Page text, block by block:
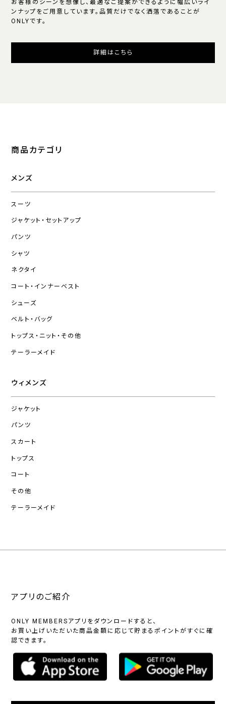
お客様のシーンを想像し、最適なご提案ができるように幅広いライ
ンナップをご用意しています。品質だけでなく洒落であることが
ONLYです。
詳細はこちら
商品カテゴリ
メンズ
スーツ
ジャケット・セットアップ
パンツ
シャツ
ネクタイ
コート・インナーベスト
シューズ
ベルト・バッグ
トップス・ニット・その他
テーラーメイド
ウィメンズ
ジャケット
パンツ
スカート
トップス
コート
その他
テーラーメイド
アプリのご紹介
ONLY MEMBERSアプリをダウンロードすると、
お買い上げいただいた商品金額に応じて貯まるポイントがすぐに確
認できます。